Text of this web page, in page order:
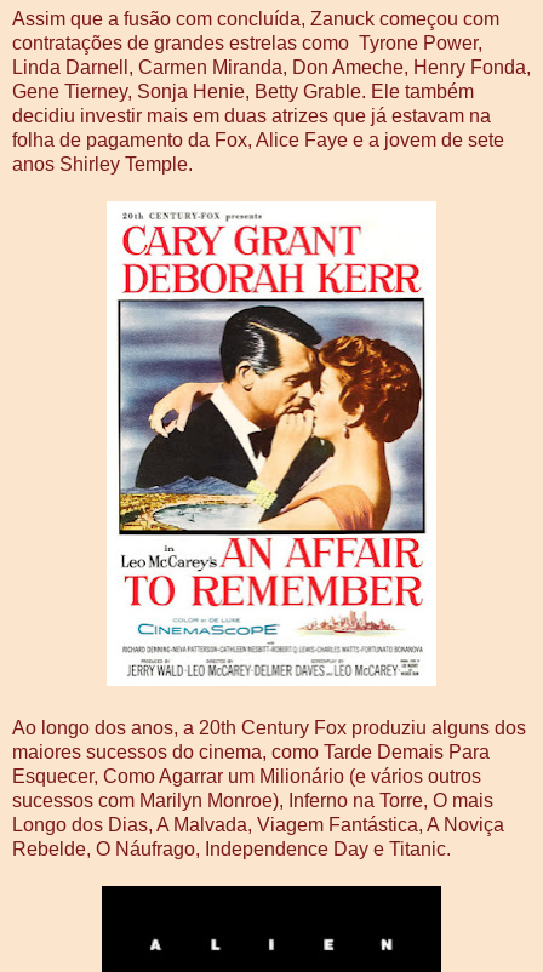
Assim que a fusão com concluída, Zanuck começou com
contratações de grandes estrelas como Tyrone Power,
Linda Darnell, Carmen Miranda, Don Ameche, Henry Fonda,
Gene Tierney, Sonja Henie, Betty Grable. Ele também
decidiu investir mais em duas atrizes que já estavam na
folha de pagamento da Fox, Alice Faye e a jovem de sete
anos Shirley Temple.
Ao longo dos anos, a 20th Century Fox produziu alguns dos
maiores sucessos do cinema, como Tarde Demais Para
Esquecer, Como Agarrar um Milionário (e vários outros
sucessos com Marilyn Monroe), Inferno na Torre, O mais
Longo dos Dias, A Malvada, Viagem Fantástica, A Noviça
Rebelde, O Náufrago, Independence Day e Titanic.